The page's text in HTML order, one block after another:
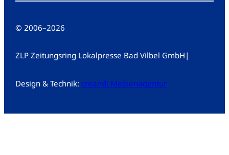
© 2006–2026
ZLP Zeitungsring Lokalpresse Bad Vilbel GmbH |
Design & Technik: creandi Medienagentur